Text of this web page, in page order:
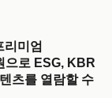
미엄
으로 ESG, KBR
츠를 열람할 수